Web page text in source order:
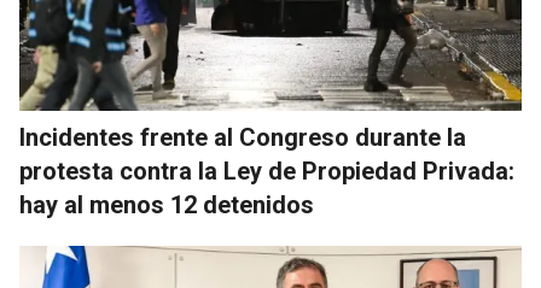
Incidentes frente al Congreso durante la
protesta contra la Ley de Propiedad Privada:
hay al menos 12 detenidos